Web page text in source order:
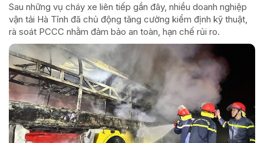
Sau những vụ cháy xe liên tiếp gần đây, nhiều doanh nghiệp
vận tải Hà Tĩnh đã chủ động tăng cường kiểm định kỹ thuật,
rà soát PCCC nhằm đảm bảo an toàn, hạn chế rủi ro.